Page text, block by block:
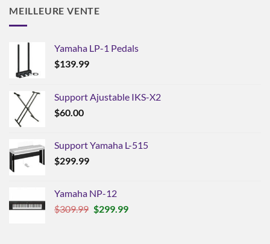
MEILLEURE VENTE
Yamaha LP-1 Pedals
$139.99
Support Ajustable IKS-X2
$60.00
Support Yamaha L-515
$299.99
Yamaha NP-12
$309.99 Le
$299.99Le